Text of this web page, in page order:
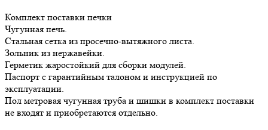
Комплект поставки печки
Чугунная печь.
Стальная сетка из просечно-вытяжного листа.
Зольник из нержавейки.
Герметик жаростойкий для сборки модулей.
Паспорт с гарантийным талоном и инструкцией по
эксплуатации.
Пол метровая чугунная труба и шишки в комплект поставки
не входят и приобретаются отдельно.